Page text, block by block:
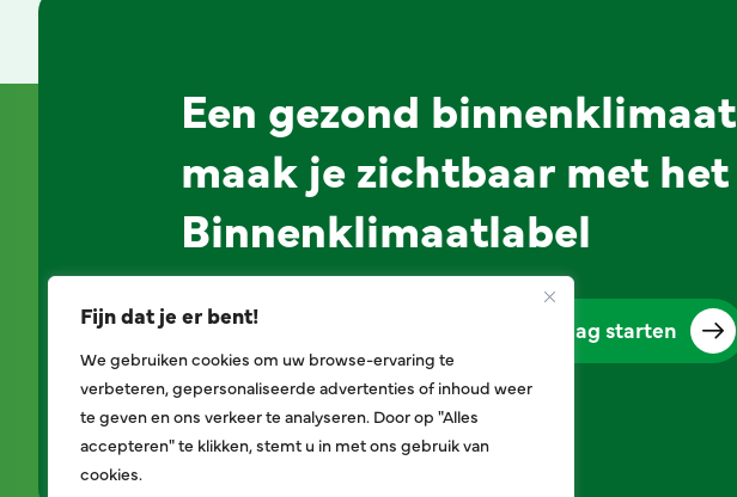
Fijn dat je er bent!
We gebruiken cookies om uw browse-ervaring te
verbeteren, gepersonaliseerde advertenties of inhoud weer
te geven en ons verkeer te analyseren. Door op "Alles
accepteren" te klikken, stemt u in met ons gebruik van
cookies.
Een gezond binnenklimaat
maak je zichtbaar met het
Binnenklimaatlabel
Alles over het label Aanvraag starten